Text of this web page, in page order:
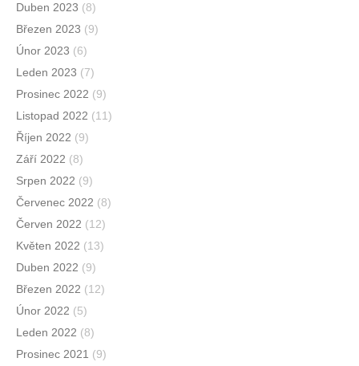
Duben 2023 (8)
Březen 2023 (9)
Únor 2023 (6)
Leden 2023 (7)
Prosinec 2022 (9)
Listopad 2022 (11)
Říjen 2022 (9)
Září 2022 (8)
Srpen 2022 (9)
Červenec 2022 (8)
Červen 2022 (12)
Květen 2022 (13)
Duben 2022 (9)
Březen 2022 (12)
Únor 2022 (5)
Leden 2022 (8)
Prosinec 2021 (9)